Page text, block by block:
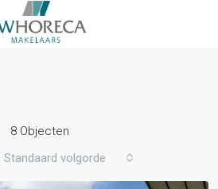
8 Objecten
Standaard volgorde